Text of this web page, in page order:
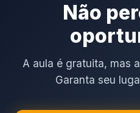
Não
A aula é gratuita, mas
Garanta seu